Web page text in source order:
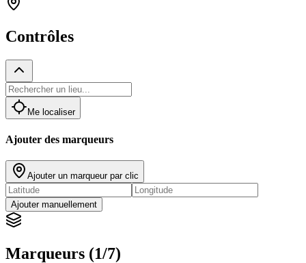
Contrôles
Me localiser
Ajouter des marqueurs
Ajouter un marqueur par clic
Ajouter manuellement
Marqueurs (1/7)